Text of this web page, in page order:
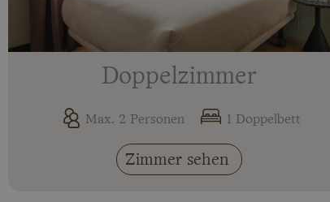
Doppelzimmer
Max. 2 Personen 1 Doppelbett
Zimmer sehen